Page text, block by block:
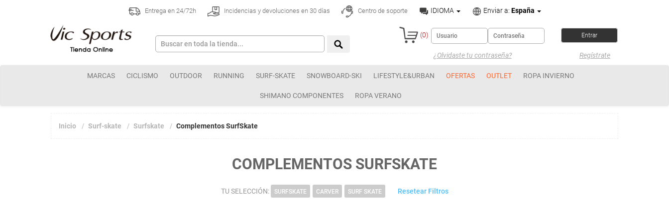
Entrega en 24/72h Incidencias y devoluciones en 30 días Centro de soporte IDIOMA Enviar a: España
(0)
¿Olvidaste tu contraseña? Regístrate
MARCAS CICLISMO OUTDOOR RUNNING SURF-SKATE SNOWBOARD-SKI LIFESTYLE&URBAN OFERTAS OUTLET ROPA INVIERNO
SHIMANO COMPONENTES ROPA VERANO
Inicio Surf-skate Surfskate Complementos SurfSkate
COMPLEMENTOS SURFSKATE
TU SELECCIÓN: SURFSKATE CARVER SURF SKATE Resetear Filtros